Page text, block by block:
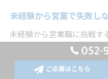
未経験から営業で失敗し
未経験から営業職に挑戦
の対策を講じておくことが
修やサポート制度を積極
052-
ご応募はこちら